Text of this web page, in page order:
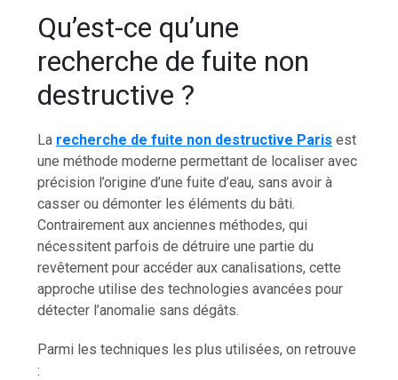
Qu’est-ce qu’une
recherche de fuite non
destructive ?
La recherche de fuite non destructive Paris est
une méthode moderne permettant de localiser avec
précision l’origine d’une fuite d’eau, sans avoir à
casser ou démonter les éléments du bâti.
Contrairement aux anciennes méthodes, qui
nécessitent parfois de détruire une partie du
revêtement pour accéder aux canalisations, cette
approche utilise des technologies avancées pour
détecter l’anomalie sans dégâts.
Parmi les techniques les plus utilisées, on retrouve
: